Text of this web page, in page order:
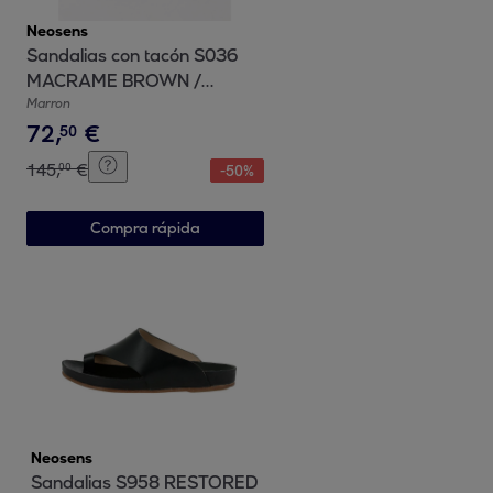
Neosens
Sandalias con tacón S036
MACRAME BROWN /
MONTUA color Brown
Marron
72,50 €
145,00 € -50%
Compra rápida
Neosens
Sandalias S958 RESTORED